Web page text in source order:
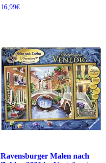
16,99€
Ravensburger Malen nach